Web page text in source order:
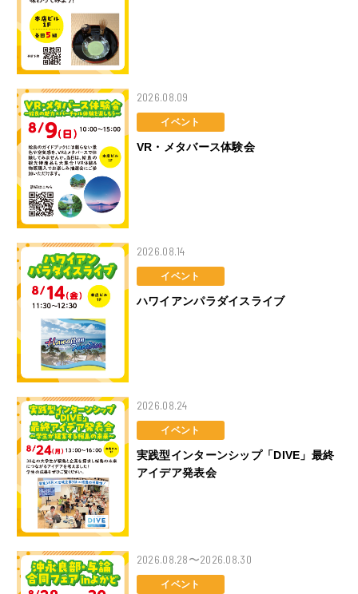
2026.08.09
イベント
VR・メタバース体験会
2026.08.14
イベント
ハワイアンパラダイスライブ
2026.08.24
イベント
実践型インターンシップ「DIVE」最終
アイデア発表会
2026.08.28〜2026.08.30
イベント